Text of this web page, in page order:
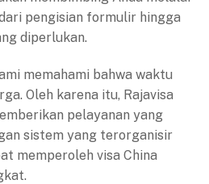
pengisian formulir hingga
diperlukan.
memahami bahwa waktu
Oleh karena itu, Rajavisa
pelayanan yang
sistem yang terorganisir
memperoleh visa China